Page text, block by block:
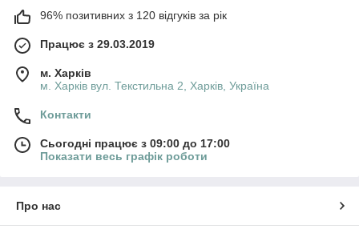
96% позитивних з 120 відгуків за рік
Працює з 29.03.2019
м. Харків
м. Харків вул. Текстильна 2, Харків, Україна
Контакти
Сьогодні працює з 09:00 до 17:00
Показати весь графік роботи
Про нас